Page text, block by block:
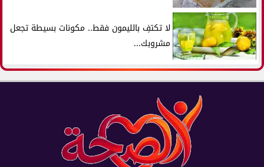
لا تكتفِ بالليمون فقط.. مكونات بسيطة تجعل
مشروبك...